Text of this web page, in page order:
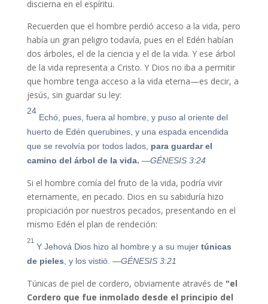
discierna en el espíritu.
Recuerden que el hombre perdió acceso a la vida, pero
había un gran peligro todavía, pues en el Edén habían
dos árboles, el de la ciencia y el de la vida. Y ese árbol
de la vida representa a Cristo. Y Dios no iba a permitir
que hombre tenga acceso a la vida eterna—es decir, a
jesús, sin guardar su ley:
24
Echó, pues, fuera al hombre, y puso al oriente del
huerto de Edén querubines, y una espada encendida
que se revolvía por todos lados, para guardar el
camino del árbol de la vida. —GÉNESIS 3:24
Si el hombre comía del fruto de la vida, podría vivir
eternamente, en pecado. Dios en su sabiduría hizo
propiciación por nuestros pecados, presentando en el
mismo Edén el plan de rendeción:
21
Y Jehová Dios hizo al hombre y a su mujer túnicas
de pieles , y los vistió. —GÉNESIS 3:21
Túnicas de piel de cordero, obviamente através de "el
Cordero que fue inmolado desde el principio del